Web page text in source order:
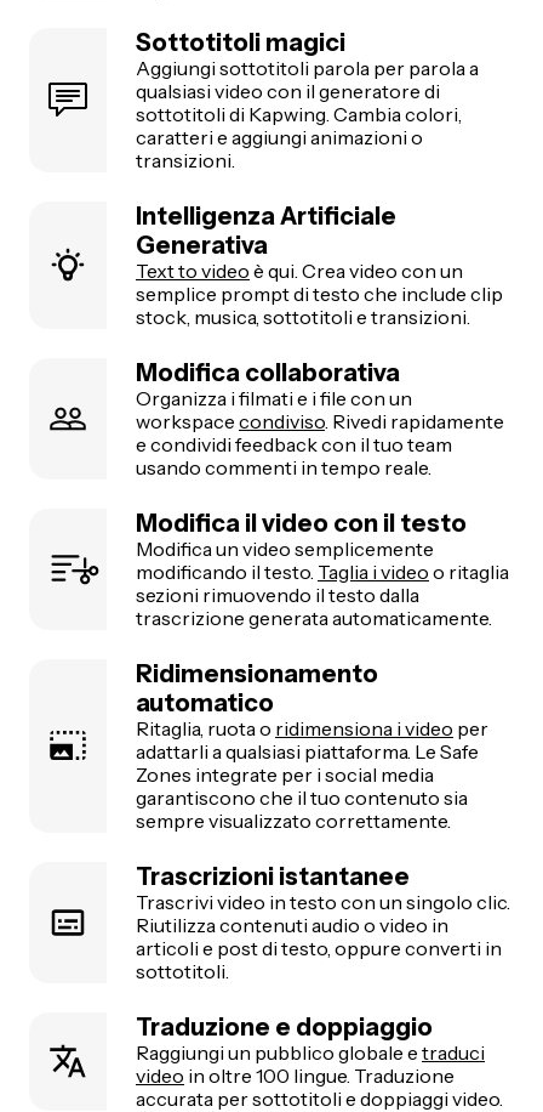
Sottotitoli magici
Aggiungi sottotitoli parola per parola a
qualsiasi video con il generatore di
sottotitoli di Kapwing. Cambia colori,
caratteri e aggiungi animazioni o
transizioni.
Intelligenza Artificiale
Generativa
Text to video è qui. Crea video con un
semplice prompt di testo che include clip
stock, musica, sottotitoli e transizioni.
Modifica collaborativa
Organizza i filmati e i file con un
workspace condiviso . Rivedi rapidamente
e condividi feedback con il tuo team
usando commenti in tempo reale.
Modifica il video con il testo
Modifica un video semplicemente
modificando il testo. Taglia i video o ritaglia
sezioni rimuovendo il testo dalla
trascrizione generata automaticamente.
Ridimensionamento
automatico
Ritaglia, ruota o ridimensiona i video per
adattarli a qualsiasi piattaforma. Le Safe
Zones integrate per i social media
garantiscono che il tuo contenuto sia
sempre visualizzato correttamente.
Trascrizioni istantanee
Trascrivi video in testo con un singolo clic.
Riutilizza contenuti audio o video in
articoli e post di testo, oppure converti in
sottotitoli.
Traduzione e doppiaggio
Raggiungi un pubblico globale e traduci
video in oltre 100 lingue. Traduzione
accurata per sottotitoli e doppiaggi video.